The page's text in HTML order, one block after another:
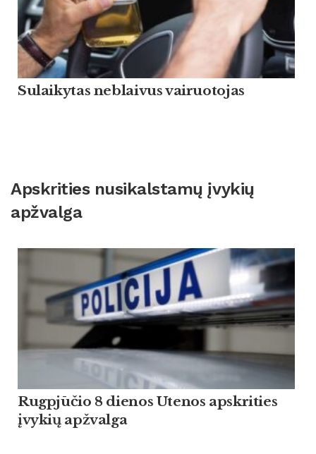
Sulaikytas neblaivus vairuotojas
Apskrities nusikalstamų įvykių
apžvalga
Rugpjūčio 8 dienos Utenos apskrities
įvykių apžvalga